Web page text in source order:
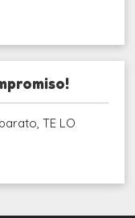
TE LO